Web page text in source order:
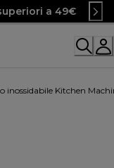
a 49€
inossidabile Kitchen